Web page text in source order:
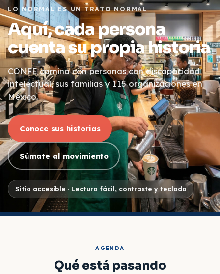
LO NORMAL ES UN TRATO NORMAL
Aquí, cada persona
cuenta su propia historia
CONFE camina con personas con discapacidad
intelectual, sus familias y 115 organizaciones en
México.
Conoce sus historias
Súmate al movimiento
Sitio accesible · Lectura fácil, contraste y teclado
AGENDA
Qué está pasando